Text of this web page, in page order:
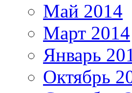
Май 2014
Март 2014
Январь
Октябрь